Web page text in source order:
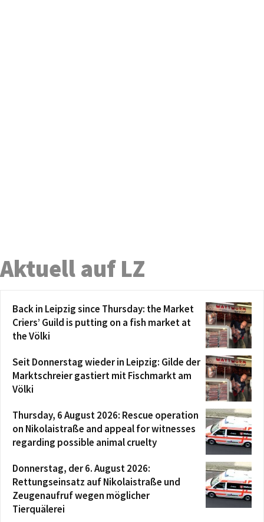
Aktuell auf LZ
Back in Leipzig since Thursday: the Market
Criers’ Guild is putting on a fish market at
the Völki
Seit Donnerstag wieder in Leipzig: Gilde der
Marktschreier gastiert mit Fischmarkt am
Völki
Thursday, 6 August 2026: Rescue operation
on Nikolaistraße and appeal for witnesses
regarding possible animal cruelty
Donnerstag, der 6. August 2026:
Rettungseinsatz auf Nikolaistraße und
Zeugenaufruf wegen möglicher
Tierquälerei